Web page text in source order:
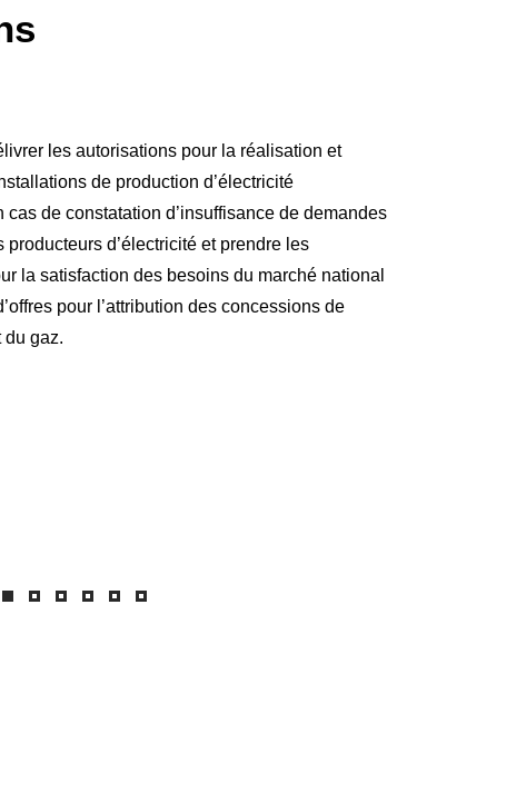
les autorisations pour la réalisation et
de production d’électricité
cas de constatation d’insuffisance de demandes
producteurs d’électricité et prendre les
la satisfaction des besoins du marché national
pour l’attribution des concessions de
du gaz.